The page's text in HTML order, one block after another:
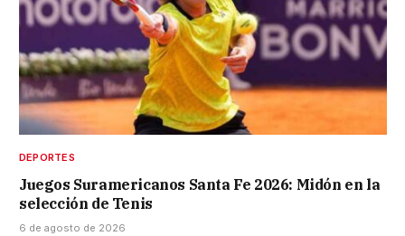
DEPORTES
Juegos Suramericanos Santa Fe 2026: Midón en la
selección de Tenis
6 de agosto de 2026